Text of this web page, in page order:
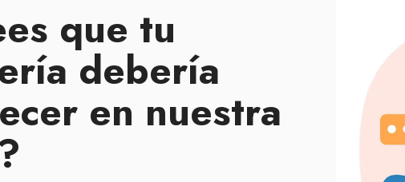
que tu
debería
en nuestra